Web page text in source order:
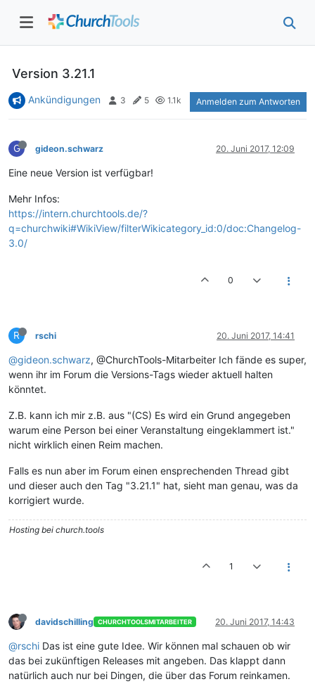
Version 3.21.1
Ankündigungen 3 5 1.1k Anmelden zum Antworten
G gideon.schwarz 20. Juni 2017, 12:09
Eine neue Version ist verfügbar!
Mehr Infos:
https://intern.churchtools.de/?
q=churchwiki#WikiView/filterWikicategory_id:0/doc:Changelog-
3.0/
0
R rschi 20. Juni 2017, 14:41
@gideon.schwarz, @ChurchTools-Mitarbeiter Ich fände es super,
wenn ihr im Forum die Versions-Tags wieder aktuell halten
könntet.
Z.B. kann ich mir z.B. aus "(CS) Es wird ein Grund angegeben
warum eine Person bei einer Veranstaltung eingeklammert ist."
nicht wirklich einen Reim machen.
Falls es nun aber im Forum einen ensprechenden Thread gibt
und dieser auch den Tag "3.21.1" hat, sieht man genau, was da
korrigiert wurde.
Hosting bei church.tools
1
davidschilling CHURCHTOOLSMITARBEITER 20. Juni 2017, 14:43
@rschi Das ist eine gute Idee. Wir können mal schauen ob wir
das bei zukünftigen Releases mit angeben. Das klappt dann
natürlich auch nur bei Dingen, die über das Forum reinkamen.